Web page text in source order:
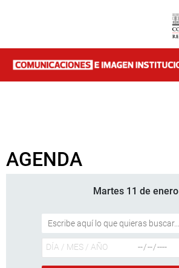
AGENDA
Martes 11 de enero